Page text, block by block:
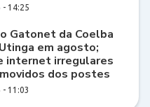
14:25
Gatonet da Coelba
em agosto;
internet irregulares
dos postes
11:03